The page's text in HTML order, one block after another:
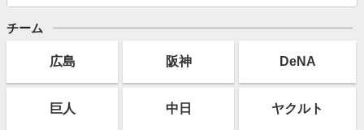
チーム
広島 阪神 DeNA
巨人 中日 ヤクルト